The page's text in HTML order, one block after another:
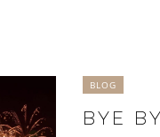
BLOG
BYE